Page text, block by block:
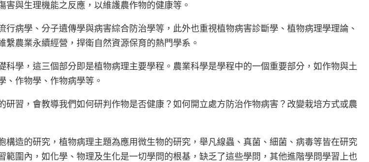
與生理機能之反應，以維護農作物的健康等。
病學、分子遺傳學與病害綜合防治學等，此外也重視植物病害診斷學、植物病理學理論、
農業永續經營，捍衛自然資源保育的熱門學系。
學，這三個部分即是植物病理主要學程。農業科學是學程中的一個重要部分，如作物與土
、作物學、作物病學等。
習，會教導我們如何研判作物是否健康？如何開立處方防治作物病害？改變栽培方式或農
造的研究，植物病理主題為應用微生物的研究，舉凡線蟲、真菌、細菌、病毒等皆在研究
圍內，如化學、物理及生化是一切學問的根基，缺乏了這些學問，其他進階學問學習上也